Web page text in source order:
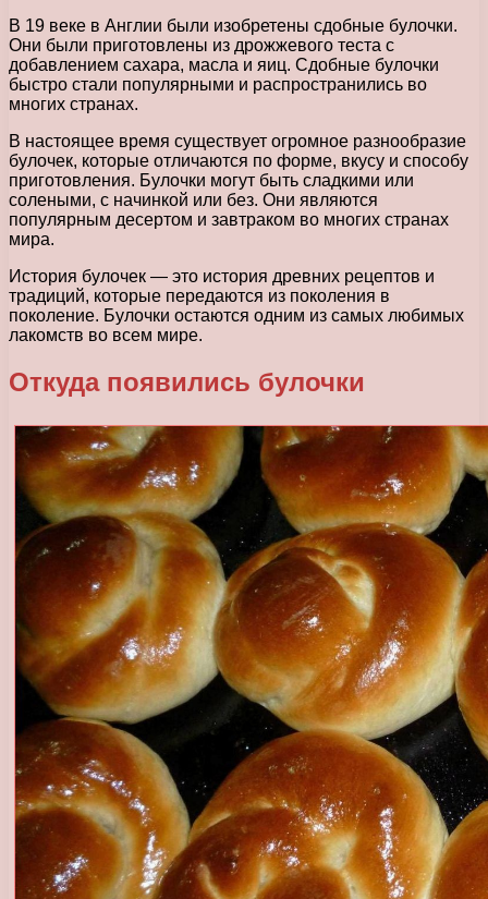
В 19 веке в Англии были изобретены сдобные булочки.
Они были приготовлены из дрожжевого теста с
добавлением сахара, масла и яиц. Сдобные булочки
быстро стали популярными и распространились во
многих странах.
В настоящее время существует огромное разнообразие
булочек, которые отличаются по форме, вкусу и способу
приготовления. Булочки могут быть сладкими или
солеными, с начинкой или без. Они являются
популярным десертом и завтраком во многих странах
мира.
История булочек — это история древних рецептов и
традиций, которые передаются из поколения в
поколение. Булочки остаются одним из самых любимых
лакомств во всем мире.
Откуда появились булочки